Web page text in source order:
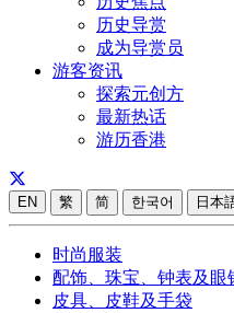
历史导赏
成为导赏员
游客资讯
探索元创方
最新热话
游历香港
EN 繁 简 한국어 日本
时尚服装
配饰、珠宝、钟表及眼
皮具、皮鞋及手袋